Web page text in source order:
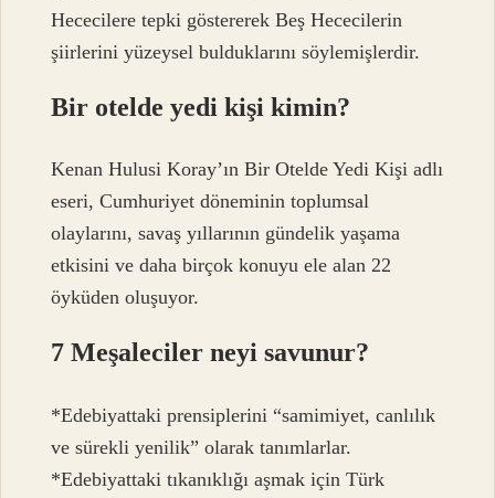
Hececilere tepki göstererek Beş Hececilerin
şiirlerini yüzeysel bulduklarını söylemişlerdir.
Bir otelde yedi kişi kimin?
Kenan Hulusi Koray’ın Bir Otelde Yedi Kişi adlı
eseri, Cumhuriyet döneminin toplumsal
olaylarını, savaş yıllarının gündelik yaşama
etkisini ve daha birçok konuyu ele alan 22
öyküden oluşuyor.
7 Meşaleciler neyi savunur?
*Edebiyattaki prensiplerini “samimiyet, canlılık
ve sürekli yenilik” olarak tanımlarlar.
*Edebiyattaki tıkanıklığı aşmak için Türk